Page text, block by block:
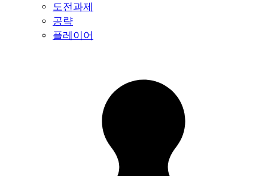
도전과제
공략
플레이어